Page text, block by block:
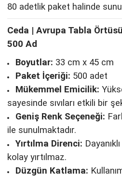
80 adetlik paket halinde
Ceda | Avrupa Tabla
500 Ad
Boyutlar: 33 cm x 45 cm
Paket İçeriği: 500 adet
Mükemmel Emicilik:
sayesinde sıvıları etkili bir
Geniş Renk Seçeneği:
ile sunulmaktadır.
Yırtılma Direnci:
kolay yırtılmaz.
Düzgün Katlama: